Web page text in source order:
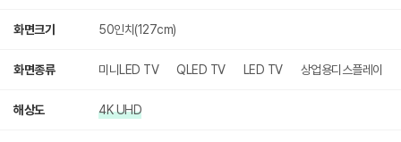
화면크기 50인치(127cm)
화면종류 미니LED TV QLED TV LED TV 상업용디스플레이
해상도 4K UHD